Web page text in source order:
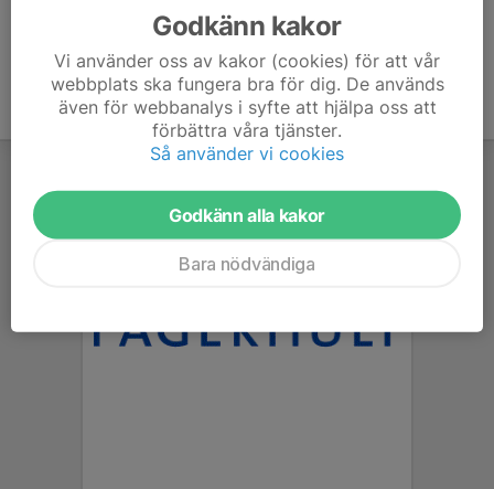
Godkänn kakor
Vi använder oss av kakor (cookies) för att vår
webbplats ska fungera bra för dig. De används
även för webbanalys i syfte att hjälpa oss att
förbättra våra tjänster.
Så använder vi cookies
Godkänn alla kakor
Bara nödvändiga